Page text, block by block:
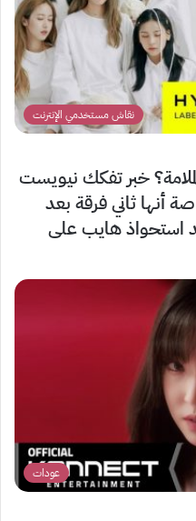
نقاش مستخدمي الإنترنت
خبر تفكك نيويست
أنها ثاني فرقة بعد
استحواذ هايب على
عودات